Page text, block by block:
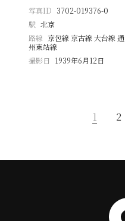
写真ID 3702-019376-0
駅 北京
路線 京包線 京古線 大台線 通
州東站線
撮影日
1939年6月12日
1 2